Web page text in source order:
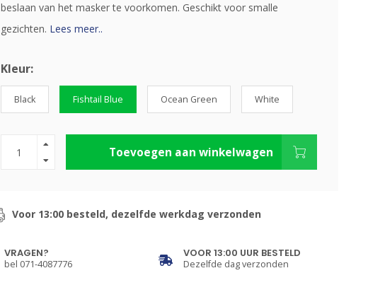
beslaan van het masker te voorkomen. Geschikt voor smalle
gezichten. Lees meer..
Kleur:
Black Fishtail Blue Ocean Green White
Toevoegen aan winkelwagen
Voor 13:00 besteld, dezelfde werkdag verzonden
VRAGEN?
bel 071-4087776
VOOR 13:00 UUR BESTELD
Dezelfde dag verzonden